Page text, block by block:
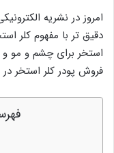
امروز در نشریه
دقیق تر با مفهوم کلر
استخر برای چشم و مو و
فروش پودر کلر استخر